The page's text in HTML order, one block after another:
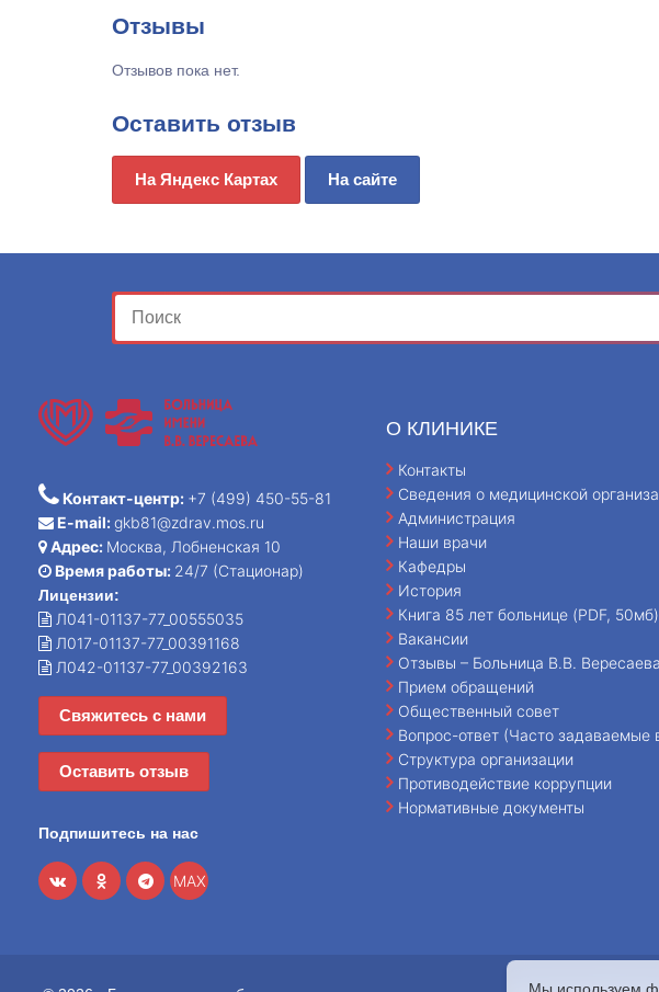
Отзывы
Отзывов пока нет.
Оставить отзыв
На Яндекс Картах На сайте
Контакт-центр: +7 (499) 450-55-81
E-mail:gkb81@zdrav.mos.ru
Адрес: Москва, Лобненская 10
Время работы: 24/7 (Стационар)
Лицензии:
Л041-01137-77_00555035
Л017-01137-77_00391168
Л042-01137-77_00392163
Свяжитесь с нами
Оставить отзыв
Подпишитесь на нас
MAX
О КЛИНИКЕ
Контакты
Сведения о медицинской
Администрация
Наши врачи
Кафедры
История
Книга 85 лет больнице (PDF, 50мб)
Вакансии
Отзывы – Больница В.В. Вересаева
Прием обращений
Общественный совет
Вопрос-ответ (Часто задаваемые
Структура организации
Противодействие коррупции
Нормативные документы